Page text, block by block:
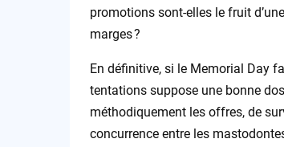
promotions sont-elles le fruit
marges ?
En définitive, si le Memorial Day
tentations suppose une bonne
méthodiquement les offres, de
concurrence entre les